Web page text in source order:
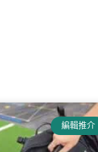
編輯推介